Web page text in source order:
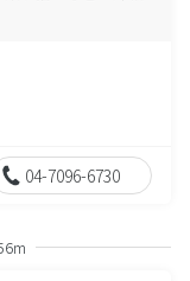
04-7096-6730